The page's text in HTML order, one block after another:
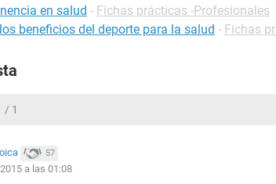
en salud - Fichas prácticas -Profesionales
beneficios del deporte para la salud - Fichas
/ 1
57
a las 01:08